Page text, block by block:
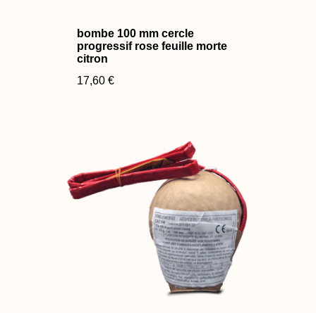
bombe 100 mm cercle
progressif rose feuille morte
citron
17,60 €